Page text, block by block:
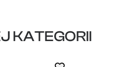
KATEGORII